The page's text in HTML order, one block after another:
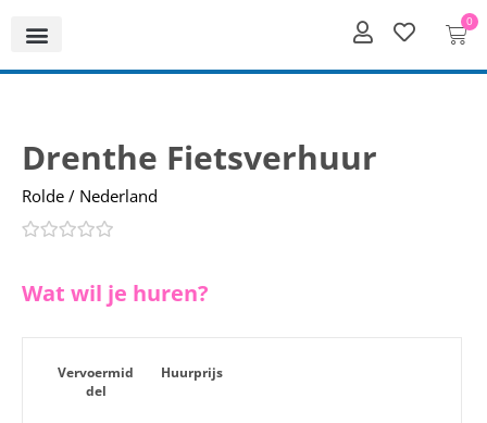
0
Drenthe Fietsverhuur
Rolde / Nederland
Wat wil je huren?
Vervoermid
del
Huurprijs